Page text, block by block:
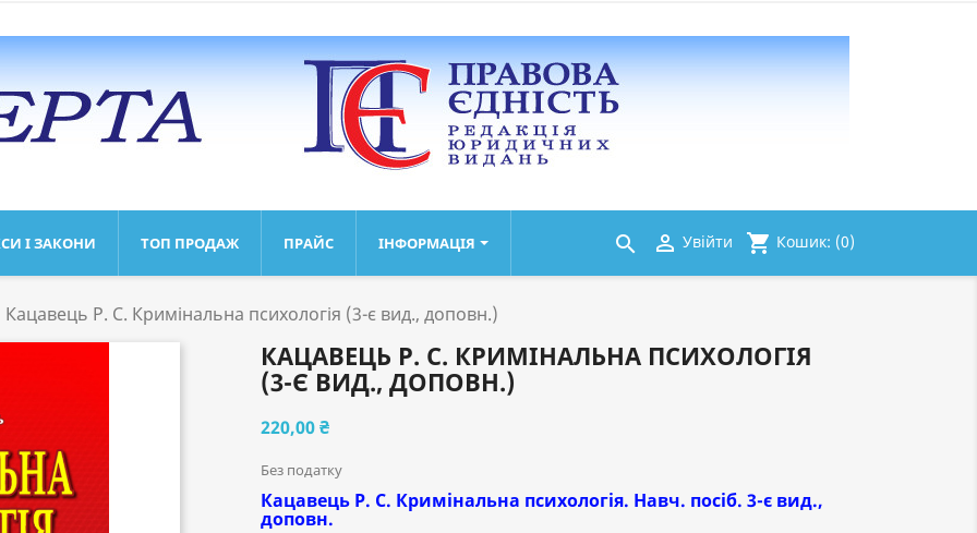
І ЗАКОНИ ТОП ПРОДАЖ ПРАЙС ІНФОРМАЦІЯ   Увійти shopping_cart Кошик: (0)
Кацавець Р. С. Кримінальна психологія (3-є вид., доповн.)
КАЦАВЕЦЬ Р. С. КРИМІНАЛЬНА ПСИХОЛОГІЯ
(3-Є ВИД., ДОПОВН.)
220,00 ₴
Без податку
Кацавець Р. С. Кримінальна психологія. Навч. посіб. 3-є вид.,
доповн.